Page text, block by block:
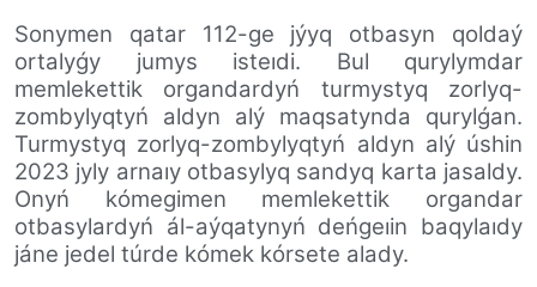
Sonymen qatar 112-ge jýyq otbasyn qoldaý
ortalyǵy jumys isteıdi. Bul qurylymdar
memlekettik organdardyń turmystyq zorlyq-
zombylyqtyń aldyn alý maqsatynda qurylǵan.
Turmystyq zorlyq-zombylyqtyń aldyn alý úshin
2023 jyly arnaıy otbasylyq sandyq karta jasaldy.
Onyń kómegimen memlekettik organdar
otbasylardyń ál-aýqatynyń deńgeıin baqylaıdy
jáne jedel túrde kómek kórsete alady.